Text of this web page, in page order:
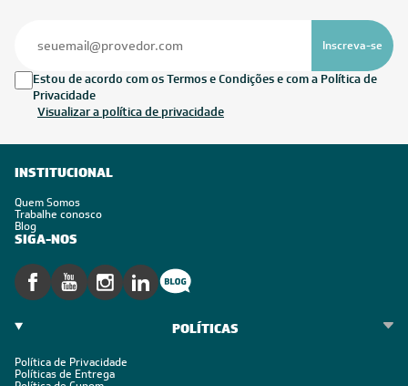
Inscreva-se
Estou de acordo com os Termos e Condições e com a Política de
Privacidade
Visualizar a política de privacidade
INSTITUCIONAL
Quem Somos
Trabalhe conosco
Blog
SIGA-NOS
POLÍTICAS
Política de Privacidade
Políticas de Entrega